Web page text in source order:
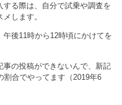
る際は、自分で試乗や調査を
します。
後11時から12時頃にかけてを
事の投稿ができないんで、新記
割合でやってます（2019年6